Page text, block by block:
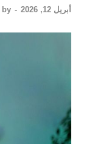
أبريل 12, 2026 -
by